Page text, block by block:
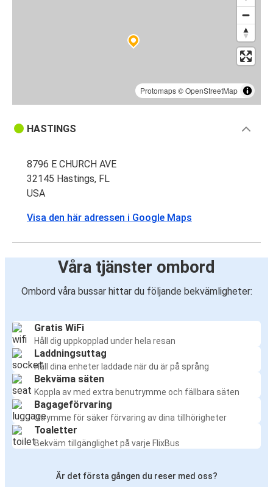
Protomaps©OpenStreetMap
HASTINGS
8796 E CHURCH AVE
32145 Hastings, FL
USA
Visa den här adressen i Google Maps
Våra tjänster ombord
Ombord våra bussar hittar du följande bekvämligheter:
Gratis WiFi
Håll dig uppkopplad under hela resan
Laddningsuttag
Håll dina enheter laddade när du är på språng
Bekväma säten
Koppla av med extra benutrymme och fällbara säten
Bagageförvaring
Utrymme för säker förvaring av dina tillhörigheter
Toaletter
Bekväm tillgänglighet på varje FlixBus
Är det första gången du reser med oss?